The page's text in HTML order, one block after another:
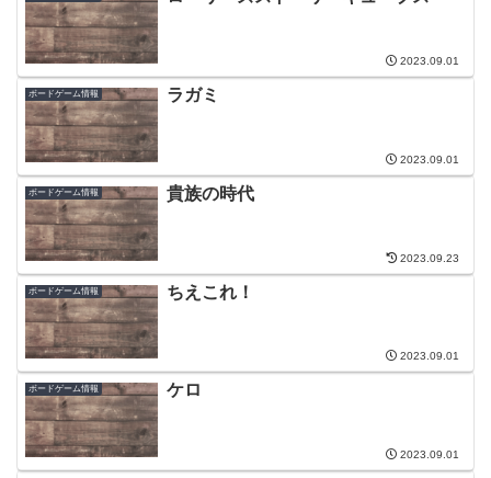
2023.09.01
ボードゲーム情報 ラガミ
2023.09.01
ボードゲーム情報 貴族の時代
2023.09.23
ボードゲーム情報 ちえこれ！
2023.09.01
ボードゲーム情報 ケロ
2023.09.01